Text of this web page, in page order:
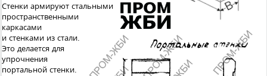
Стенки армируют стальными
пространственными
каркасами
и стенками из стали.
Это делается для
упрочнения
портальной стенки.